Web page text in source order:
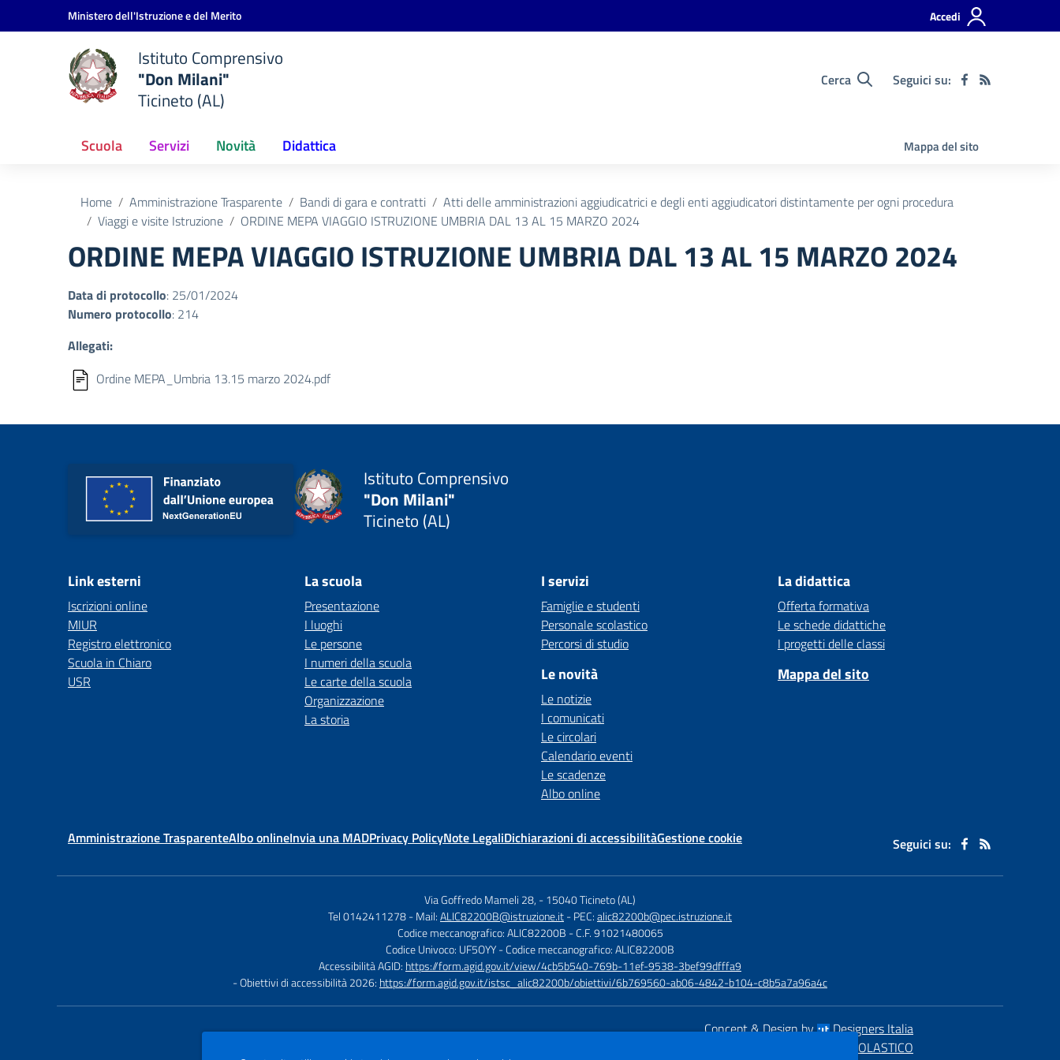
Vai ai contenuti
Vai al menu di navigazioneMinistero dell'Istruzione e del Merito Accedi
Istituto Comprensivo
"Don Milani"
Ticineto (AL)
Cerca Seguici su:
Scuola Servizi Novità Didattica Mappa del sito
Home Amministrazione Trasparente Bandi di gara e contratti
Atti delle amministrazioni aggiudicatrici e degli enti aggiudicatori distintamente per ogni procedura
Viaggi e visite Istruzione
ORDINE MEPA VIAGGIO ISTRUZIONE UMBRIA DAL 13 AL 15 MARZO 2024
ORDINE MEPA VIAGGIO ISTRUZIONE UMBRIA DAL 13 AL 15 MARZO 2024
Data di protocollo: 25/01/2024
Numero protocollo: 214
Allegati:
Ordine MEPA_Umbria 13.15 marzo 2024.pdf
Istituto Comprensivo
"Don Milani"
Ticineto (AL)
Link esterni
Iscrizioni online
MIUR
Registro elettronico
Scuola in Chiaro
USR
La scuola
Presentazione
I luoghi
Le persone
I numeri della scuola
Le carte della scuola
Organizzazione
La storia
I servizi
Famiglie e studenti
Personale scolastico
Percorsi di studio
Le novità
Le notizie
I comunicati
Le circolari
Calendario eventi
Le scadenze
Albo online
La didattica
Offerta formativa
Le schede didattiche
I progetti delle classi
Mappa del sito
Amministrazione TrasparenteAlbo onlineInvia una MADPrivacy PolicyNote LegaliDichiarazioni di accessibilitàGestione cookie Seguici su:
Via Goffredo Mameli 28, -15040 Ticineto (AL)
Tel 0142411278- Mail:ALIC82200B@istruzione.it- PEC:alic82200b@pec.istruzione.it
Codice meccanografico: ALIC82200B - C.F. 91021480065
Codice Univoco: UF5OYY- Codice meccanografico: ALIC82200B
Accessibilità AGID: https://form.agid.gov.it/view/4cb5b540-769b-11ef-9538-3bef99dfffa9
- Obiettivi di accessibilità 2026: https://form.agid.gov.it/istsc_alic82200b/obiettivi/6b769560-ab06-4842-b104-c8b5a7a96a4c
Concept & Design by
Designers Italia
SCUOLASTICO